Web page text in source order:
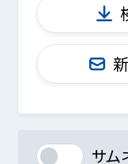
サム